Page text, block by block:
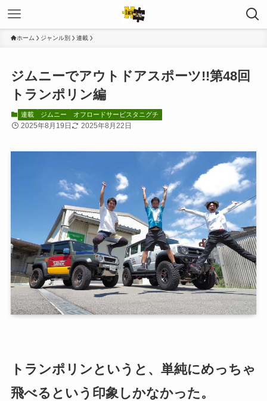
ホーム ジャンル別 連載
ジムニーでアウトドアスポーツ!!第48回
トランポリン編
連載 ジムニー オフロードサービスタニグチ
2025年8月19日 2025年8月22日
トランポリンというと、単純にめっちゃ
飛べるという印象しかなかった。